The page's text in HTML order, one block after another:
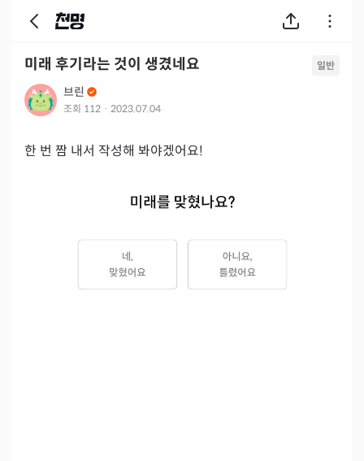
미래 후기라는 것이 생겼네요 일반
브린
조회 112 · 2023.07.04
한 번 짬 내서 작성해 봐야겠어요!